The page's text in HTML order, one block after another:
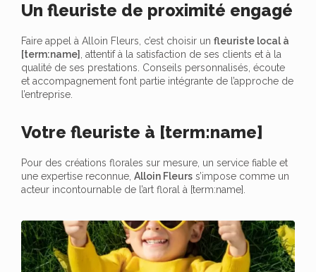
Un fleuriste de proximité engagé
Faire appel à Alloin Fleurs, c’est choisir un fleuriste local à
[term:name]
, attentif à la satisfaction de ses clients et à la
qualité de ses prestations. Conseils personnalisés, écoute
et accompagnement font partie intégrante de l’approche de
l’entreprise.
Votre fleuriste à [term:name]
Pour des créations florales sur mesure, un service fiable et
une expertise reconnue, Alloin Fleurs s’impose comme un
acteur incontournable de l’art floral à [term:name].